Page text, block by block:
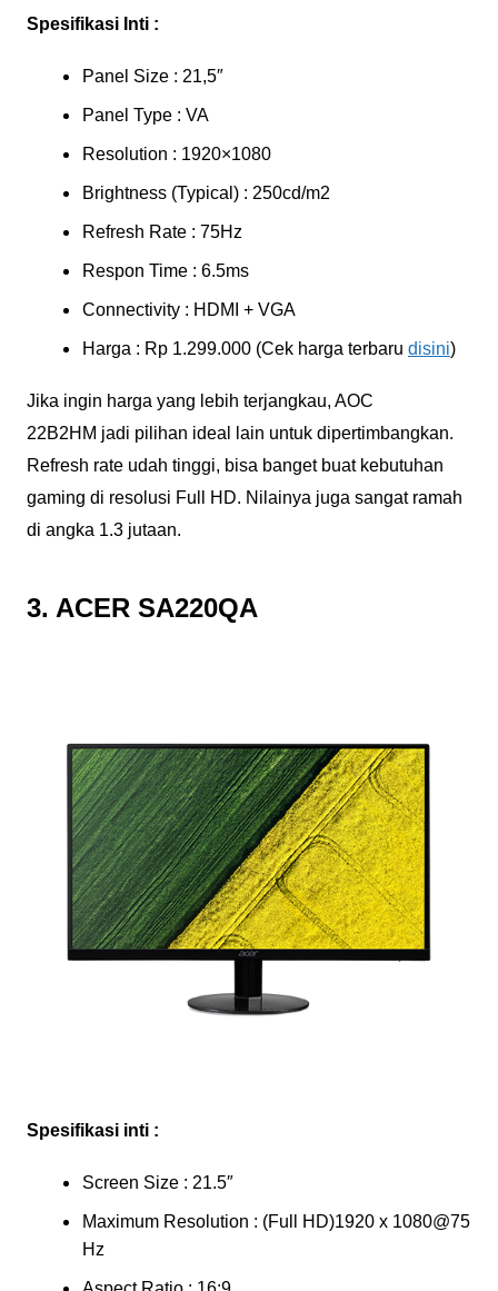
Spesifikasi Inti :
Panel Size : 21,5″
Panel Type : VA
Resolution : 1920×1080
Brightness (Typical) : 250cd/m2
Refresh Rate : 75Hz
Respon Time : 6.5ms
Connectivity : HDMI + VGA
Harga : Rp 1.299.000 (Cek harga terbaru disini)
Jika ingin harga yang lebih terjangkau, AOC
22B2HM jadi pilihan ideal lain untuk dipertimbangkan.
Refresh rate udah tinggi, bisa banget buat kebutuhan
gaming di resolusi Full HD. Nilainya juga sangat ramah
di angka 1.3 jutaan.
3. ACER SA220QA
Spesifikasi inti :
Screen Size : 21.5″
Maximum Resolution : (Full HD)1920 x 1080@75
Hz